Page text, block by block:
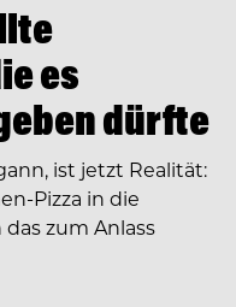
es
dürfte
ist jetzt Realität:
Pizza in die
zum Anlass